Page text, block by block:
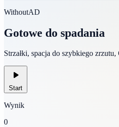
WithoutAD
Gotowe do spadania
Strzałki, spacja do szybkiego
Start
Wynik
0